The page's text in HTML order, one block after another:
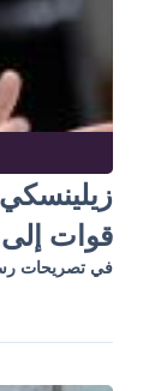
قوات إلى
في تصريحات